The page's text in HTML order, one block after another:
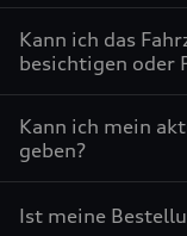
Kann ich das
besichtigen oder
Kann ich mein
geben?
Ist meine